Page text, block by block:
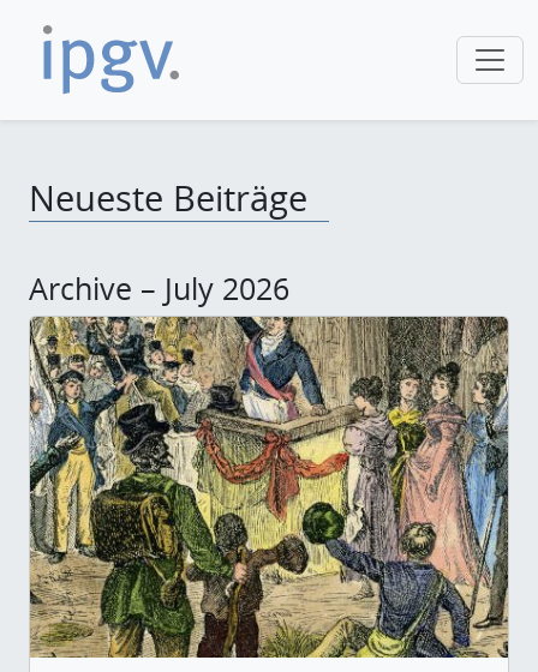
Neueste Beiträge
Archive – July 2026